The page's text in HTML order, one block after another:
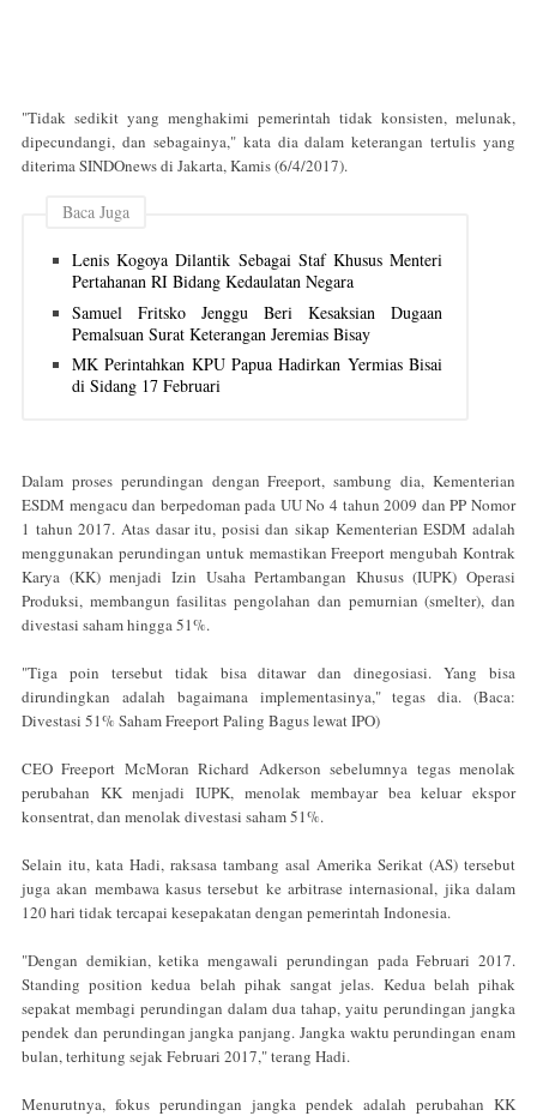
"Tidak sedikit yang menghakimi pemerintah tidak konsisten, melunak,
dipecundangi, dan sebagainya," kata dia dalam keterangan tertulis yang
diterima SINDOnews di Jakarta, Kamis (6/4/2017).
Baca Juga
Lenis Kogoya Dilantik Sebagai Staf Khusus Menteri
Pertahanan RI Bidang Kedaulatan Negara
Samuel Fritsko Jenggu Beri Kesaksian Dugaan
Pemalsuan Surat Keterangan Jeremias Bisay
MK Perintahkan KPU Papua Hadirkan Yermias Bisai
di Sidang 17 Februari
Dalam proses perundingan dengan Freeport, sambung dia, Kementerian
ESDM mengacu dan berpedoman pada UU No 4 tahun 2009 dan PP Nomor
1 tahun 2017. Atas dasar itu, posisi dan sikap Kementerian ESDM adalah
menggunakan perundingan untuk memastikan Freeport mengubah Kontrak
Karya (KK) menjadi Izin Usaha Pertambangan Khusus (IUPK) Operasi
Produksi, membangun fasilitas pengolahan dan pemurnian (smelter), dan
divestasi saham hingga 51%.
"Tiga poin tersebut tidak bisa ditawar dan dinegosiasi. Yang bisa
dirundingkan adalah bagaimana implementasinya," tegas dia. (Baca:
Divestasi 51% Saham Freeport Paling Bagus lewat IPO)
CEO Freeport McMoran Richard Adkerson sebelumnya tegas menolak
perubahan KK menjadi IUPK, menolak membayar bea keluar ekspor
konsentrat, dan menolak divestasi saham 51%.
Selain itu, kata Hadi, raksasa tambang asal Amerika Serikat (AS) tersebut
juga akan membawa kasus tersebut ke arbitrase internasional, jika dalam
120 hari tidak tercapai kesepakatan dengan pemerintah Indonesia.
"Dengan demikian, ketika mengawali perundingan pada Februari 2017.
Standing position kedua belah pihak sangat jelas. Kedua belah pihak
sepakat membagi perundingan dalam dua tahap, yaitu perundingan jangka
pendek dan perundingan jangka panjang. Jangka waktu perundingan enam
bulan, terhitung sejak Februari 2017," terang Hadi.
Menurutnya, fokus perundingan jangka pendek adalah perubahan KK